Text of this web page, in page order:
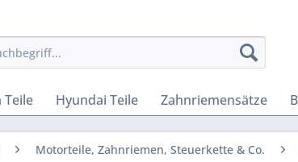
Teile Hyundai Teile Zahnriemensätze
Motorteile, Zahnriemen, Steuerkette & Co.